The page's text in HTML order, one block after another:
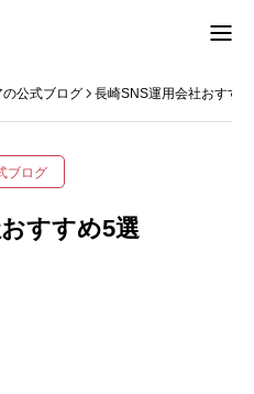
公式ブログ 長崎SNS運用会社おすす
ブログ
すすめ5選